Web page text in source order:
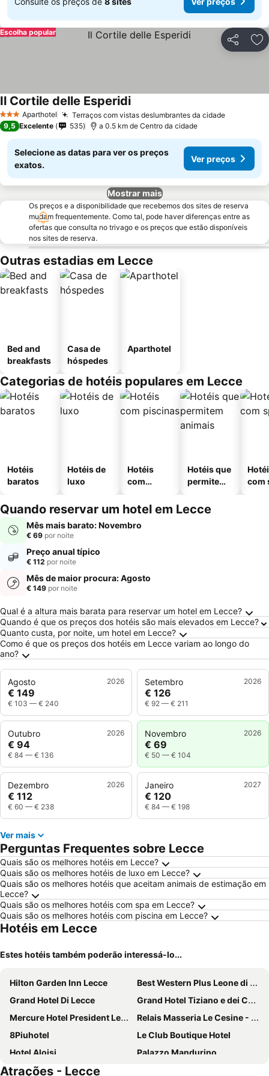
Partilhar
Escolha popular
3 EstrelasAparthotel Terraços com vistas deslumbrantes da cidade
Il Cortile delle Esperidi
9,5 Excelente 535 a 0.5 km de Centro da cidade
Selecione as datas para ver os preços
exatos.
Ver preços
Mostrar mais
Os preços e a disponibilidade que recebemos dos sites de reserva
mudam frequentemente. Como tal, pode haver diferenças entre as
ofertas que consulta no trivago e os preços que estão disponíveis
nos sites de reserva.
Outras estadias em Lecce
Bed and
breakfasts
Casa de
hóspedes
Aparthotel
Categorias de hotéis populares em Lecce
Hotéis
baratos
Hotéis de
luxo
Hotéis
com
Hotéis que
permitem
com
Quando reservar um hotel em Lecce
Mês mais barato: Novembro
€ 69 por noite
Preço anual típico
€ 112 por noite
Mês de maior procura: Agosto
€ 149 por noite
Perguntas Frequentes sobre Lecce
Qual é a altura mais barata para reservar um hotel em Lecce?
Quando é que os preços dos hotéis são mais elevados em Lecce?
Quanto custa, por noite, um hotel em Lecce?
Como é que os preços dos hotéis em Lecce variam ao longo do
ano?
Agosto 2026
€ 149
€ 103 — € 240
Setembro 2026
€ 126
€ 92 — € 211
Outubro 2026
€ 94
€ 84 — € 136
Novembro 2026
€ 69
€ 50 — € 104
Dezembro 2026
€ 112
€ 60 — € 238
Janeiro 2027
€ 120
€ 84 — € 198
Ver mais
Perguntas Frequentes sobre Lecce
Quais são os melhores hotéis em Lecce?
Quais são os melhores hotéis de luxo em Lecce?
Quais são os melhores hotéis que aceitam animais de estimação em
Lecce?
Quais são os melhores hotéis com spa em Lecce?
Quais são os melhores hotéis com piscina em Lecce?
Hotéis em Lecce
Estes hotéis também poderão interessá-lo...
Hilton Garden Inn Lecce
Best Western Plus Leone di Messapia Hotel & Conference
Grand Hotel Di Lecce
Grand Hotel Tiziano e dei Congressi
Mercure Hotel President Lecce
Relais Masseria Le Cesine - CDSHotels
8Piuhotel
Le Club Boutique Hotel
Hotel Aloisi
Palazzo Mandurino
Arthotel & Park Lecce
Atrações - Lecce